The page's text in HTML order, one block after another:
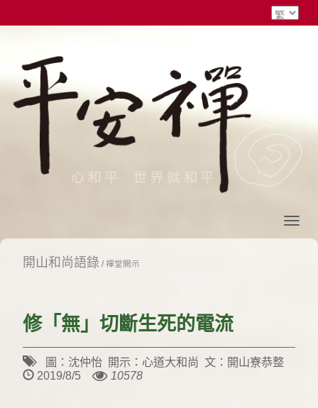
開山和尚語錄/禪堂開示
修「無」切斷生死的電流
圖：沈仲怡 開示：心道大和尚 文：開山寮恭整
2019/8/5
10578